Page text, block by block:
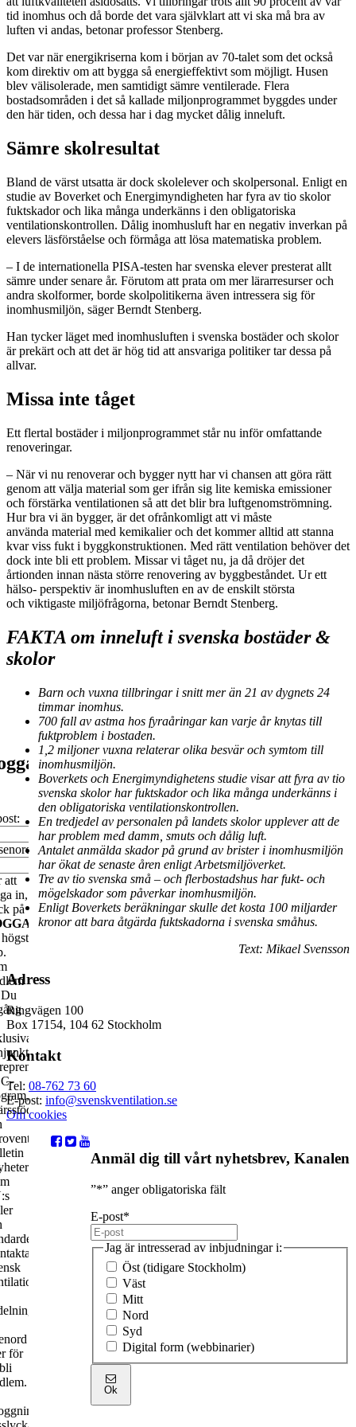
tid inomhus och då borde det vara självklart att vi ska må bra av
luften vi andas, betonar professor Stenberg.
Det var när energikriserna kom i början av 70-talet som det också
kom direktiv om att bygga så energieffektivt som möjligt. Husen
blev välisolerade, men samtidigt sämre ventilerade. Flera
bostadsområden i det så kallade miljonprogrammet byggdes under
den här tiden, och dessa har i dag mycket dålig inneluft.
Sämre skolresultat
Bland de värst utsatta är dock skolelever och skolpersonal. Enligt en
studie av Boverket och Energimyndigheten har fyra av tio skolor
fuktskador och lika många underkänns i den obligatoriska
ventilationskontrollen. Dålig inomhusluft har en negativ inverkan på
elevers läsförståelse och förmåga att lösa matematiska problem.
– I de internationella PISA-testen har svenska elever presterat allt
sämre under senare år. Förutom att prata om mer lärarresurser och
andra skolformer, borde skolpolitikerna även intressera sig för
inomhusmiljön, säger Berndt Stenberg.
Han tycker läget med inomhusluften i svenska bostäder och skolor
är prekärt och att det är hög tid att ansvariga politiker tar dessa på
allvar.
Missa inte tåget
Ett flertal bostäder i miljonprogrammet står nu inför omfattande
renoveringar.
– När vi nu renoverar och bygger nytt har vi chansen att göra rätt
genom att välja material som ger ifrån sig lite kemiska emissioner
och förstärka ventilationen så att det blir bra luftgenomströmning.
Hur bra vi än bygger, är det ofrånkomligt att vi måste
använda material med kemikalier och det kommer alltid att stanna
kvar viss fukt i byggkonstruktionen. Med rätt ventilation behöver det
dock inte bli ett problem. Missar vi tåget nu, ja då dröjer det
årtionden innan nästa större renovering av byggbeståndet. Ur ett
hälso- perspektiv är inomhusluften en av de enskilt största
och viktigaste miljöfrågorna, betonar Berndt Stenberg.
FAKTA om inneluft i svenska bostäder &
skolor
Barn och vuxna tillbringar i snitt mer än 21 av dygnets 24
timmar inomhus.
700 fall av astma hos fyraåringar kan varje år knytas till
fuktproblem i bostaden.
1,2 miljoner vuxna relaterar olika besvär och symtom till
inomhusmiljön.
Boverkets och Energimyndighetens studie visar att fyra av tio
svenska skolor har fuktskador och lika många underkänns i
den obligatoriska ventilationskontrollen.
En tredjedel av personalen på landets skolor upplever att de
har problem med damm, smuts och dålig luft.
Antalet anmälda skador på grund av brister i inomhusmiljön
har ökat de senaste åren enligt Arbetsmiljöverket.
Tre av tio svenska små – och flerbostadshus har fukt- och
mögelskador som påverkar inomhusmiljön.
Enligt Boverkets beräkningar skulle det kosta 100 miljarder
kronor att bara åtgärda fuktskadorna i svenska småhus.
Text: Mikael Svensson
Adress
Ringvägen 100
Box 17154, 104 62 Stockholm
Kontakt
Tel: 08-762 73 60
E-post: info@svenskventilation.se
Om cookies
Anmäl dig till vårt nyhetsbrev, Kanalen
”*” anger obligatoriska fält
E-post*
Jag är intresserad av inbjudningar i:
Öst (tidigare Stockholm)
Väst
Mitt
Nord
Syd
Digital form (webbinarier)
Ok
att
in,
på
för